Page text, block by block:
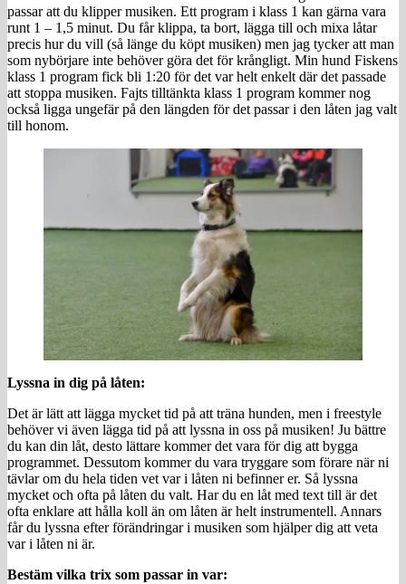
passar att du klipper musiken. Ett program i klass 1 kan gärna vara
runt 1 – 1,5 minut. Du får klippa, ta bort, lägga till och mixa låtar
precis hur du vill (så länge du köpt musiken) men jag tycker att man
som nybörjare inte behöver göra det för krångligt. Min hund Fiskens
klass 1 program fick bli 1:20 för det var helt enkelt där det passade
att stoppa musiken. Fajts tilltänkta klass 1 program kommer nog
också ligga ungefär på den längden för det passar i den låten jag valt
till honom.
Lyssna in dig på låten:
Det är lätt att lägga mycket tid på att träna hunden, men i freestyle
behöver vi även lägga tid på att lyssna in oss på musiken! Ju bättre
du kan din låt, desto lättare kommer det vara för dig att bygga
programmet. Dessutom kommer du vara tryggare som förare när ni
tävlar om du hela tiden vet var i låten ni befinner er. Så lyssna
mycket och ofta på låten du valt. Har du en låt med text till är det
ofta enklare att hålla koll än om låten är helt instrumentell. Annars
får du lyssna efter förändringar i musiken som hjälper dig att veta
var i låten ni är.
Bestäm vilka trix som passar in var: